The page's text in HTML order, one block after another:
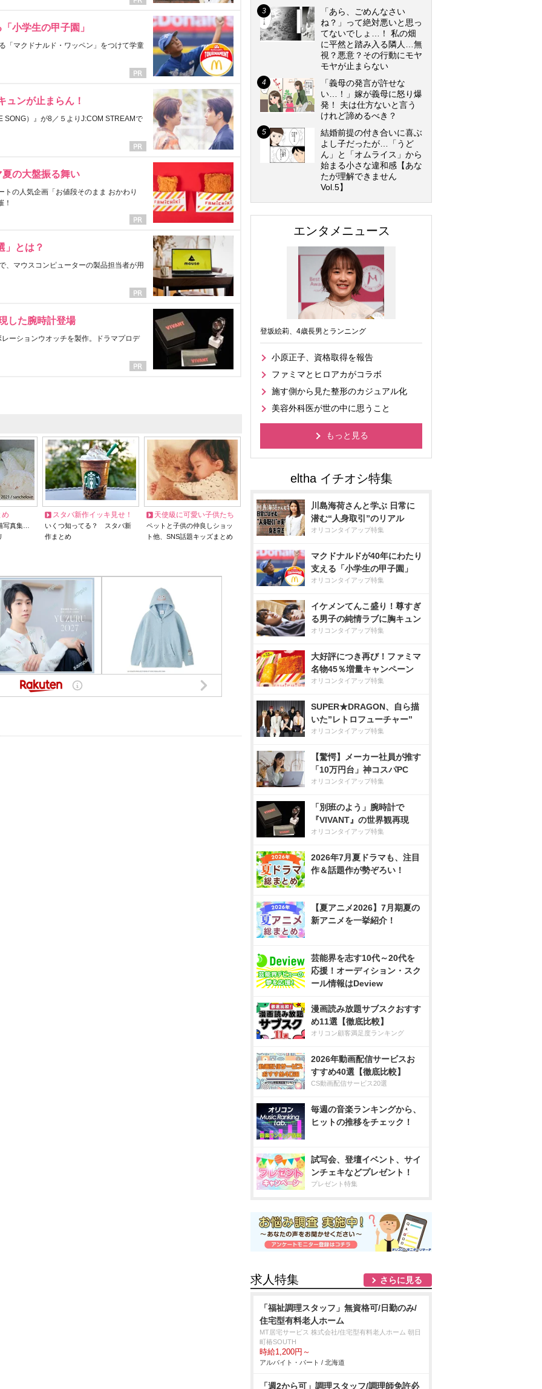
小学生の甲子園」
「マクドナルド・ワッペン」をつけて学童
ュンが止まらん！
SONG）』が8／５よりJ:COM STREAMで
の大盤振る舞い
の人気企画「お値段そのまま おかわり
！
」とは？
、マウスコンピューターの製品担当者が用
した腕時計登場
ーションウオッチを製作。ドラマプロデ
め
写真集…
スタバ新作イッキ見せ！
いくつ知ってる？ スタバ新
作まとめ
天使級に可愛い子供たち
ペットと子供の仲良しショッ
ト他、SNS話題キッズまとめ
「あら、ごめんなさい
ね？」って絶対悪いと思っ
てないでしょ…！ 私の畑
に平然と踏み入る隣人…無
視？悪意？その行動にモヤ
モヤが止まらない
「義母の発言が許せな
い…！」嫁が義母に怒り爆
発！ 夫は仕方ないと言う
けれど諦めるべき？
結婚前提の付き合いに喜ぶ
よし子だったが…「うど
ん」と「オムライス」から
始まる小さな違和感【あな
たが理解できません
Vol.5】
エンタメニュース
登坂絵莉、4歳長男とランニング
小原正子、資格取得を報告
ファミマとヒロアカがコラボ
施す側から見た整形のカジュアル化
美容外科医が世の中に思うこと
もっと見る
川島海荷さんと学ぶ 日常に
潜む“人身取引”のリアル
オリコンタイアップ特集
マクドナルドが40年にわたり
支える「小学生の甲子園」
オリコンタイアップ特集
イケメンてんこ盛り！尊すぎ
る男子の純情ラブに胸キュン
オリコンタイアップ特集
大好評につき再び！ファミマ
名物45％増量キャンペーン
オリコンタイアップ特集
SUPER★DRAGON、自ら描
いた”レトロフューチャー”
オリコンタイアップ特集
【驚愕】メーカー社員が推す
「10万円台」神コスパPC
オリコンタイアップ特集
「別班のよう」腕時計で
『VIVANT』の世界観再現
オリコンタイアップ特集
2026年7月夏ドラマも、注目
作＆話題作が勢ぞろい！
【夏アニメ2026】7月期夏の
新アニメを一挙紹介！
芸能界を志す10代～20代を
応援！オーディション・スク
ール情報はDeview
漫画読み放題サブスクおすす
め11選【徹底比較】
オリコン顧客満足度ランキング
2026年動画配信サービスお
すすめ40選【徹底比較】
CS動画配信サービス20選
毎週の音楽ランキングから、
ヒットの推移をチェック！
試写会、登壇イベント、サイ
ンチェキなどプレゼント！
プレゼント特集
求人特集 さらに見る
「福祉調理スタッフ」無資格可/日勤のみ/
住宅型有料老人ホーム
MT居宅サービス 株式会社/住宅型有料老人ホーム 朝日
町椿SOUTH
時給1,200円～
アルバイト・パート / 北海道
「週2から可」調理スタッフ/調理師免許必